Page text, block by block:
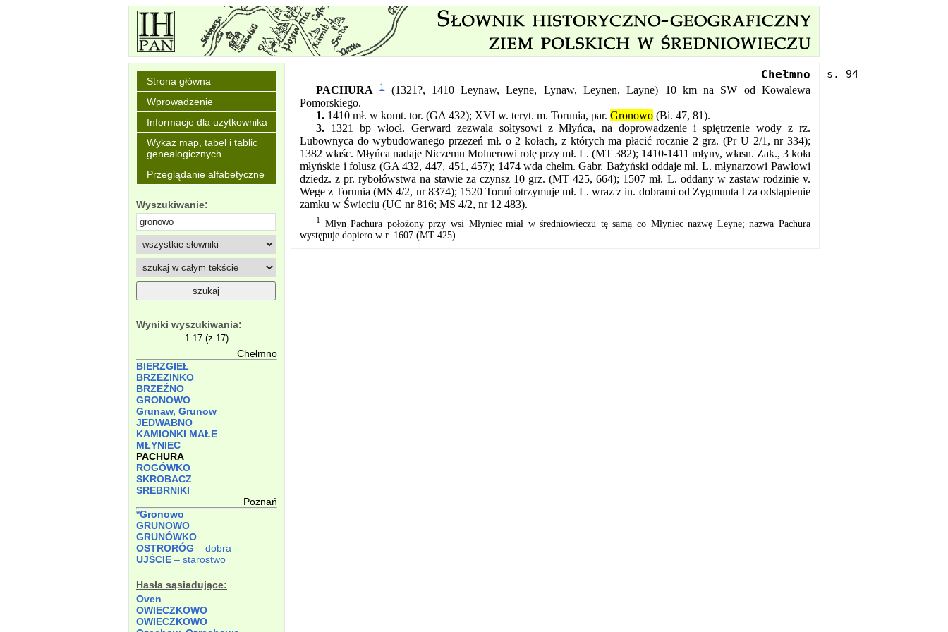
Strona główna
Wprowadzenie
Informacje dla użytkownika
Wykaz map, tabel i tablic
genealogicznych
Przeglądanie alfabetyczne
Wyszukiwanie:
Wyniki wyszukiwania:
1-17 (z 17)
Chełmno
BIERZGIEŁ
BRZEZINKO
BRZEŹNO
GRONOWO
Grunaw, Grunow
JEDWABNO
KAMIONKI MAŁE
MŁYNIEC
PACHURA
ROGÓWKO
SKROBACZ
SREBRNIKI
Poznań
*Gronowo
GRUNOWO
GRUNÓWKO
OSTRORÓG – dobra
UJŚCIE – starostwo
Hasła sąsiadujące:
Oven
OWIECZKOWO
OWIECZKOWO
Chełmno
PACHURA 1(1321?, 1410 Leynaw, Leyne, Lynaw, Leynen, Layne) 10 km na SW od Kowalewa
Pomorskiego.
1. 1410 mł. w komt. tor. (GA 432); XVI w. teryt. m. Torunia, par.Gronowo (Bi. 47, 81).
3. 1321 bp włocł. Gerward zezwala sołtysowi z Młyńca, na doprowadzenie i spiętrzenie wody z rz.
Lubownyca do wybudowanego przezeń mł. o 2 kołach, z których ma płacić rocznie 2 grz. (Pr U 2/1, nr 334);
1382 właśc. Młyńca nadaje Niczemu Molnerowi rolę przy mł. L. (MT 382); 1410-1411 młyny, własn. Zak., 3 koła
młyńskie i folusz (GA 432, 447, 451, 457); 1474 wda chełm. Gabr. Bażyński oddaje mł. L. młynarzowi Pawłowi
dziedz. z pr. rybołówstwa na stawie za czynsz 10 grz. (MT 425, 664); 1507 mł. L. oddany w zastaw rodzinie v.
Wege z Torunia (MS 4/2, nr 8374); 1520 Toruń otrzymuje mł. L. wraz z in. dobrami od Zygmunta I za odstąpienie
zamku w Świeciu (UC nr 816; MS 4/2, nr 12 483).
1
Młyn Pachura położony przy wsi Młyniec miał w średniowieczu tę samą co Młyniec nazwę Leyne; nazwa Pachura
występuje dopiero w r. 1607 (MT 425).